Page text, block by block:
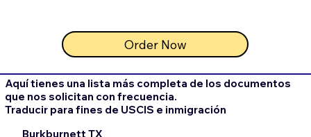
Order Now
Aquí tienes una lista más completa de los documentos
que nos solicitan con frecuencia.
Traducir para fines de USCIS e inmigración
Burkburnett TX